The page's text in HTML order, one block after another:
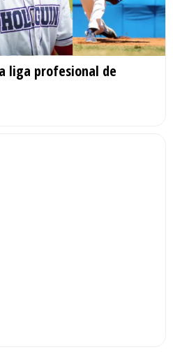
liga profesional de